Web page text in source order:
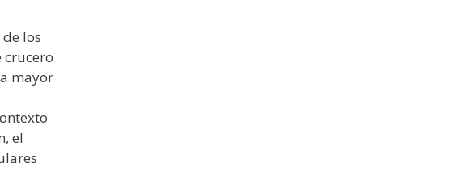
los
crucero
mayor
el